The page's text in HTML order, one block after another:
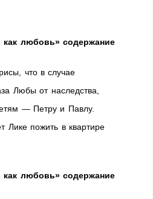
любовь» содержание
что в случае
Любы от наследства,
— Петру и Павлу.
Лике пожить в квартире
любовь» содержание